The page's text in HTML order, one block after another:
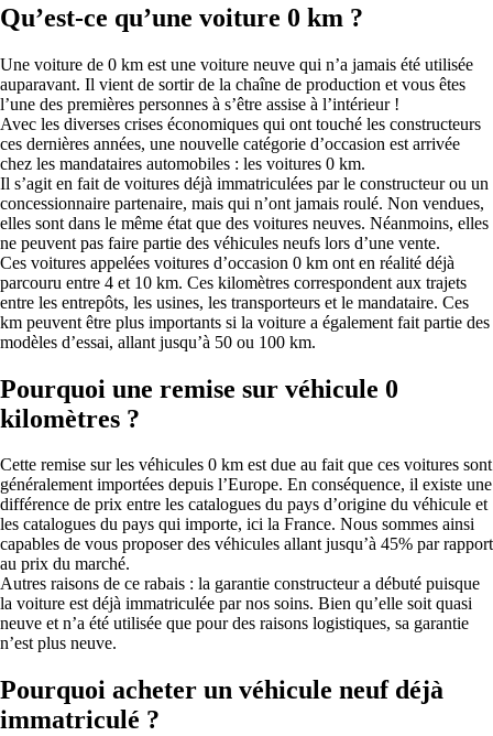
Qu’est-ce qu’une voiture 0 km ?
Une voiture de 0 km est une voiture neuve qui n’a jamais été utilisée
auparavant. Il vient de sortir de la chaîne de production et vous êtes
l’une des premières personnes à s’être assise à l’intérieur !
Avec les diverses crises économiques qui ont touché les constructeurs
ces dernières années, une nouvelle catégorie d’occasion est arrivée
chez les mandataires automobiles : les voitures 0 km.
Il s’agit en fait de voitures déjà immatriculées par le constructeur ou un
concessionnaire partenaire, mais qui n’ont jamais roulé. Non vendues,
elles sont dans le même état que des voitures neuves. Néanmoins, elles
ne peuvent pas faire partie des véhicules neufs lors d’une vente.
Ces voitures appelées voitures d’occasion 0 km ont en réalité déjà
parcouru entre 4 et 10 km. Ces kilomètres correspondent aux trajets
entre les entrepôts, les usines, les transporteurs et le mandataire. Ces
km peuvent être plus importants si la voiture a également fait partie des
modèles d’essai, allant jusqu’à 50 ou 100 km.
Pourquoi une remise sur véhicule 0
kilomètres ?
Cette remise sur les véhicules 0 km est due au fait que ces voitures sont
généralement importées depuis l’Europe. En conséquence, il existe une
différence de prix entre les catalogues du pays d’origine du véhicule et
les catalogues du pays qui importe, ici la France. Nous sommes ainsi
capables de vous proposer des véhicules allant jusqu’à 45% par rapport
au prix du marché.
Autres raisons de ce rabais : la garantie constructeur a débuté puisque
la voiture est déjà immatriculée par nos soins. Bien qu’elle soit quasi
neuve et n’a été utilisée que pour des raisons logistiques, sa garantie
n’est plus neuve.
Pourquoi acheter un véhicule neuf déjà
immatriculé ?